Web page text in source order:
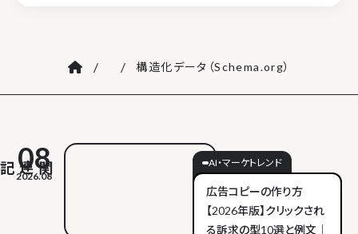
/ / 構造化データ（Schema.org）
08
2026.08
AI・マーケトレンド
広告コピーの作り方
【2026年版】クリックされ
る訴求の型10選と例文｜